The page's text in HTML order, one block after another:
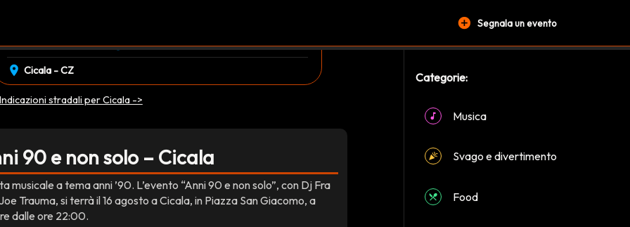
add_circle Segnala un evento
EVENTO CONCLUSO
event_available sabato 16 Agosto schedule 22:00
location_on Cicala - CZ
Indicazioni stradali per Cicala ->
90 e non solo – Cicala
musicale a tema anni ’90. L’evento “Anni 90 e non solo”, con Dj Fra
Trauma, si terrà il 16 agosto a Cicala, in Piazza San Giacomo, a
dalle ore 22:00.
Categorie:
Musica
Svago e divertimento
Food